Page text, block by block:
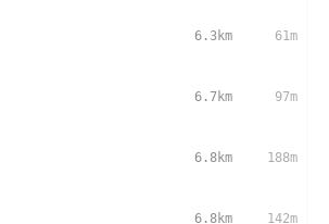
6.3km 61m
6.7km 97m
6.8km 188m
6.8km 142m